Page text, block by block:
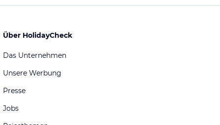
Über HolidayCheck
Das Unternehmen
Unsere Werbung
Presse
Jobs